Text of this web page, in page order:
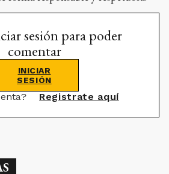
sesión para poder
comentar
INICIAR
SESIÓN
Registrate aquí